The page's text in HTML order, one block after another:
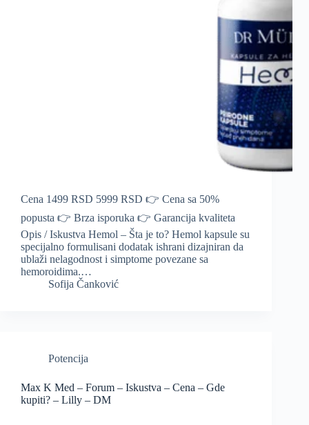
Cena 1499 RSD 5999 RSD 👉 Cena sa 50%
popusta 👉 Brza isporuka 👉 Garancija kvaliteta
Opis / Iskustva Hemol – Šta je to? Hemol kapsule su
specijalno formulisani dodatak ishrani dizajniran da
ublaži nelagodnost i simptome povezane sa
hemoroidima.…
Sofija Čanković
Potencija
Max K Med – Forum – Iskustva – Cena – Gde
kupiti? – Lilly – DM